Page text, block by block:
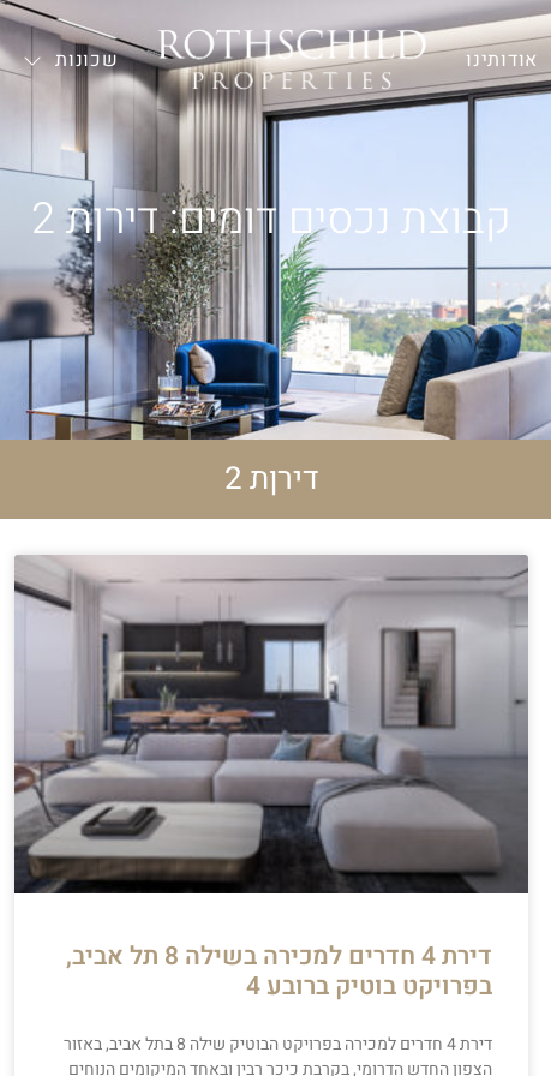
אודותינו — שכונות
קבוצת נכסים דומים: דירןת 2
דירןת 2
דירת 4 חדרים למכירה בשילה 8 תל אביב,
בפרויקט בוטיק ברובע 4
דירת 4 חדרים למכירה בפרויקט הבוטיק שילה 8 בתל אביב, באזור
הצפון החדש הדרומי, בקרבת כיכר רבין ובאחד המיקומים הנוחים